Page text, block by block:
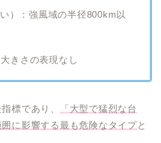
）：強風域の半径800km以
きさの表現なし
標であり、
「大型で猛烈な台
に影響する最も危険なタイプと